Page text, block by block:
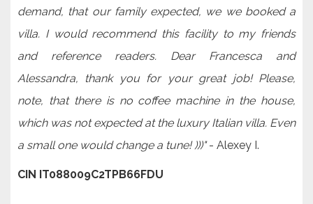
demand, that our family expected, we we booked a
villa. I would recommend this facility to my friends
and reference readers. Dear Francesca and
Alessandra, thank you for your great job! Please,
note, that there is no coffee machine in the house,
which was not expected at the luxury Italian villa. Even
a small one would change a tune! )))"- Alexey I.
CIN IT088009C2TPB66FDU